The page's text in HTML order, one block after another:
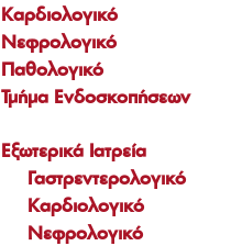
Καρδιολογικό
Νεφρολογικό
Παθολογικό
Τμήμα Ενδοσκοπήσεων
Εξωτερικά Ιατρεία
Γαστρεντερολογικό
Καρδιολογικό
Νεφρολογικό